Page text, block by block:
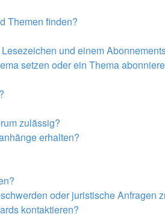
Themen finden?
und einem
setzen oder ein Thema
zulässig?
erhalten?
oder juristische Anfragen
kontaktieren?